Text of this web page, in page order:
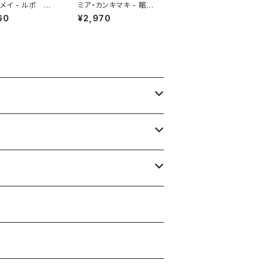
イ - ルポ 秀
レジデンス
ミア・カンキマキ - 眠れ
ない夜に思う、憧れの女
たち
¥2,970